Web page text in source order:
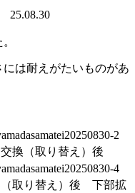
25.08.30
は耐えがたいものがあ
交換（取り替え）後
取り替え）後 下部拡